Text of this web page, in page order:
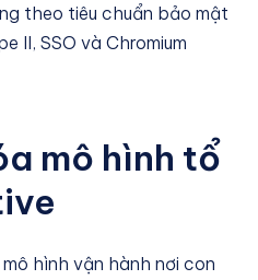
theo tiêu chuẩn bảo mật
II, SSO và Chromium
mô hình tổ
hình vận hành nơi con